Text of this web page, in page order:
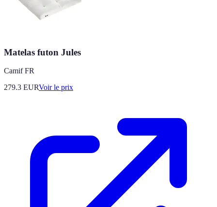
Matelas futon Jules
Camif FR
279.3 EURVoir le prix